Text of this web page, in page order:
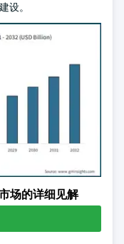
设。
场的详细见解